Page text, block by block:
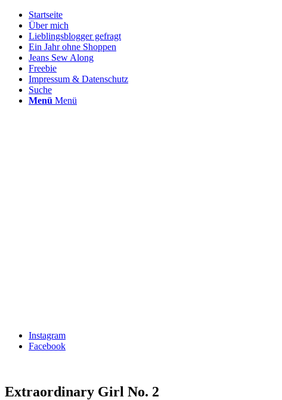
Startseite
Über mich
Lieblingsblogger gefragt
Ein Jahr ohne Shoppen
Jeans Sew Along
Freebie
Impressum & Datenschutz
Suche
Menü Menü
Instagram
Facebook
Extraordinary Girl No. 2